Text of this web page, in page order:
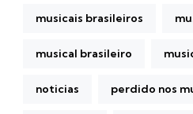
musicais brasileiros
musical brasileiro
noticias perdido nos